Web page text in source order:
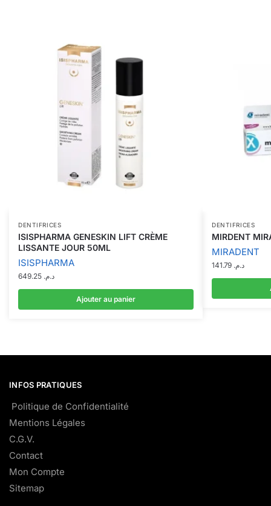
DENTIFRICES
ISISPHARMA GENESKIN LIFT CRÈME
LISSANTE JOUR 50ML
ISISPHARMA
د.م.
Ajouter au panier
DENTIFRICES
MIRDENT
MIRADENT
د.م.
INFOS PRATIQUES
Politique de Confidentialité
Mentions Légales
C.G.V.
Contact
Mon Compte
Sitemap